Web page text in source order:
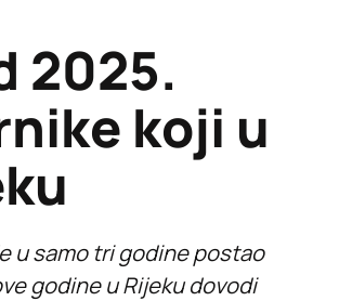
2025.
koji u
u samo tri godine postao
godine u Rijeku dovodi